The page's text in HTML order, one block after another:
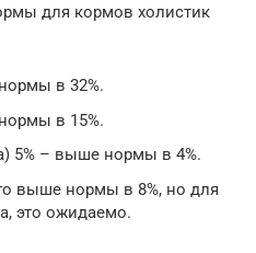
для кормов холистик
в 32%.
в 15%.
5% – выше нормы в 4%.
выше нормы в 8%, но для
это ожидаемо.